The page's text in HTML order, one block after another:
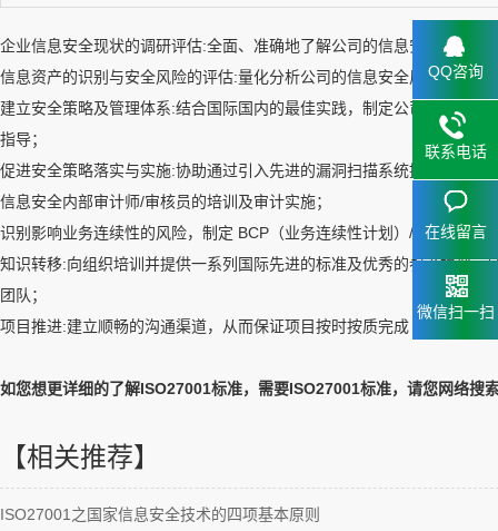
企业信息安全现状的调研评估:全面、准确地了解公司的信息安全现状；
信息资产的识别与安全风险的评估:量化分析公司的信息安全风险；
建立安全策略及管理体系:结合国际国内的最佳实践，制定公司信息安
指导；
促进安全策略落实与实施:协助通过引入先进的漏洞扫描系统提高现有 IT
信息安全内部审计师/审核员的培训及审计实施；
识别影响业务连续性的风险，制定 BCP（业务连续性计划）/DRP（灾难
知识转移:向组织培训并提供一系列国际先进的标准及优秀的参考模型
团队；
项目推进:建立顺畅的沟通渠道，从而保证项目按时按质完成 。
如您想更详细的了解ISO27001标准，需要ISO27001标准，请您网络搜
【相关推荐】
ISO27001之国家信息安全技术的四项基本原则
QQ咨询
联系电话
在线留言
微信扫一扫